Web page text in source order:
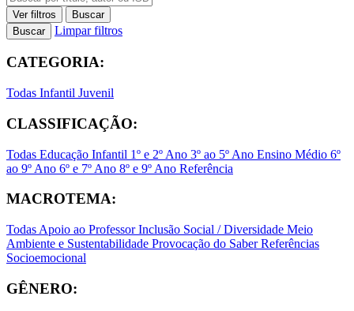
Ver filtros
Buscar
Buscar
Limpar filtros
CATEGORIA:
Todas Infantil Juvenil
CLASSIFICAÇÃO:
Todas Educação Infantil 1º e 2º Ano 3º ao 5º Ano Ensino Médio 6º
ao 9º Ano 6º e 7º Ano 8º e 9º Ano Referência
MACROTEMA:
Todas Apoio ao ProfessorInclusão Social / Diversidade Meio
Ambiente e Sustentabilidade Provocação do SaberReferências
Socioemocional
GÊNERO: